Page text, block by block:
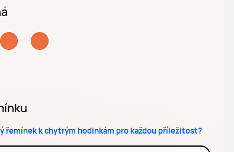
řemínek k chytrým hodinkám pro každou příležitost?